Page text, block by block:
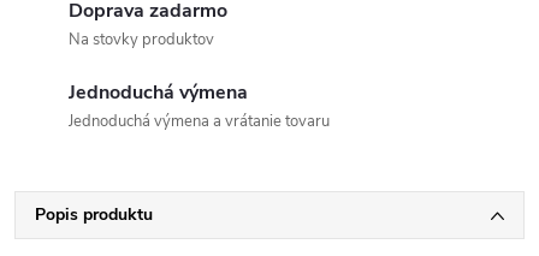
Doprava zadarmo
Na stovky produktov
Jednoduchá výmena
Jednoduchá výmena a vrátanie tovaru
Popis produktu